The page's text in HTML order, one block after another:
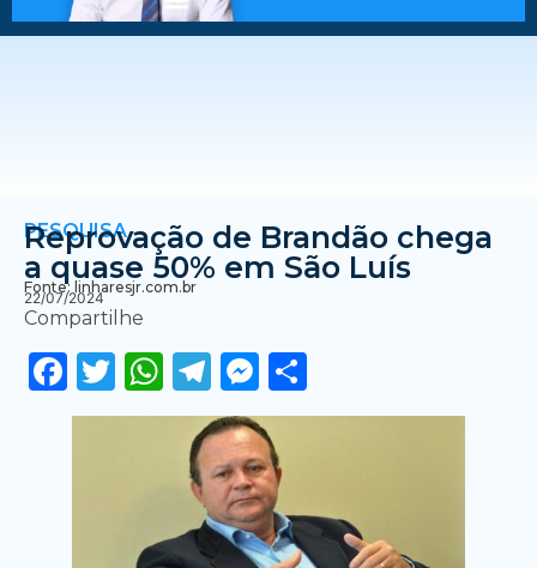
PESQUISA
Reprovação de Brandão chega
a quase 50% em São Luís
Fonte: linharesjr.com.br
22/07/2024
Compartilhe
Facebook
Twitter
WhatsApp
Telegram
Messenger